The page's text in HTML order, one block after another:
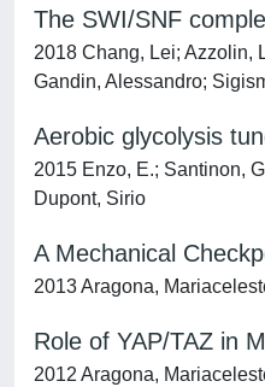
The SWI/SNF
2018 Chang, Lei; Azzolin,
Gandin, Alessandro;
Aerobic glycolysis
2015 Enzo, E.; Santinon,
Dupont, Sirio
A Mechanical
2013 Aragona,
Role of YAP/TAZ in
2012 Aragona,